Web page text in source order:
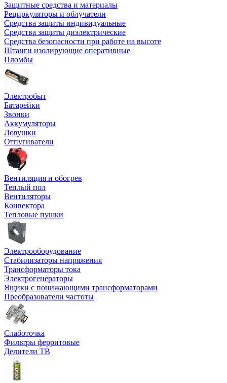
Защитные средства и материалы
Рециркуляторы и облучатели
Средства защиты индивидуальные
Средства защиты диэлектрические
Средства безопасности при работе на высоте
Штанги изолирующие оперативные
Пломбы
Электробыт
Батарейки
Звонки
Аккумуляторы
Ловушки
Отпугиватели
Вентиляция и обогрев
Теплый пол
Вентиляторы
Конвектора
Тепловые пушки
Электрооборудование
Стабилизаторы напряжения
Трансформаторы тока
Электрогенераторы
Ящики с понижающими трансформаторами
Преобразователи частоты
Слаботочка
Фильтры ферритовые
Делители ТВ